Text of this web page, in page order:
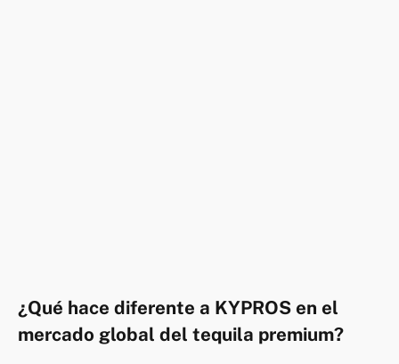
¿Qué hace diferente a KYPROS en el
mercado global del tequila premium?